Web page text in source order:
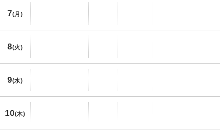
7(月)
8(火)
9(水)
10(木)